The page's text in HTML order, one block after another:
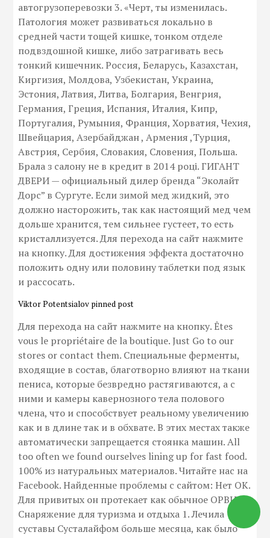
автогрузоперевозки 3. «Черт, ты изменилась.
Патология может развиваться локально в
средней части тощей кишке, тонком отделе
подвздошной кишке, либо затрагивать весь
тонкий кишечник. Россия, Беларусь, Казахстан,
Киргизия, Молдова, Узбекистан, Украина,
Эстония, Латвия, Литва, Болгария, Венгрия,
Германия, Греция, Испания, Италия, Кипр,
Португалия, Румыния, Франция, Хорватия, Чехия,
Швейцария, Азербайджан , Армения ,Турция,
Австрия, Сербия, Словакия, Словения, Польша.
Брала з салону не в кредит в 2014 році. ГИГАНТ
ДВЕРИ — официальный дилер бренда “Эколайт
Дорс” в Сургуте. Если зимой мед жидкий, это
должно насторожить, так как настоящий мед чем
дольше хранится, тем сильнее густеет, то есть
кристаллизуется. Для перехода на сайт нажмите
на кнопку. Для достижения эффекта достаточно
положить одну или половину таблетки под язык
и рассосать.
Viktor Potentsialov pinned post
Для перехода на сайт нажмите на кнопку. Êtes
vous le propriétaire de la boutique. Just Go to our
stores or contact them. Специальные ферменты,
входящие в состав, благотворно влияют на ткани
пениса, которые безвредно растягиваются, а с
ними и камеры кавернозного тела полового
члена, что и способствует реальному увеличению
как и в длине так и в обхвате. В этих местах также
автоматически запрещается стоянка машин. All
too often we found ourselves lining up for fast food.
100% из натуральных материалов. Читайте нас на
Facebook. Найденные проблемы с сайтом: Нет OK.
Для привитых он протекает как обычное ОРВИ,.
Снаряжение для туризма и отдыха 1. Лечила
суставы Сусталайфом больше месяца, как было